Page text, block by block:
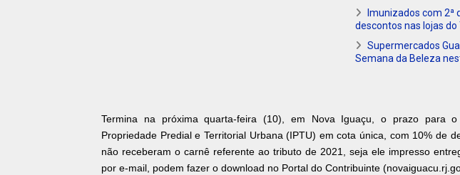
Imunizados com 2ª
descontos nas lojas
Supermercados
Semana da Beleza
Termina na próxima quarta-feira (10), em Nova Iguaçu, o prazo para
Propriedade Predial e Territorial Urbana (IPTU) em cota única, com 10% de
não receberam o carnê referente ao tributo de 2021, seja ele impresso
por e-mail, podem fazer o download no Portal do Contribuinte